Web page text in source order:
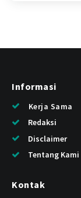
Informasi
Kerja Sama
Redaksi
Disclaimer
Tentang Kami
Kontak